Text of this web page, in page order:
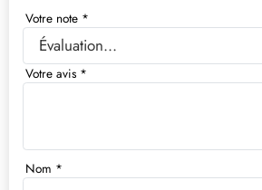
Votre note *
Votre avis *
Nom *